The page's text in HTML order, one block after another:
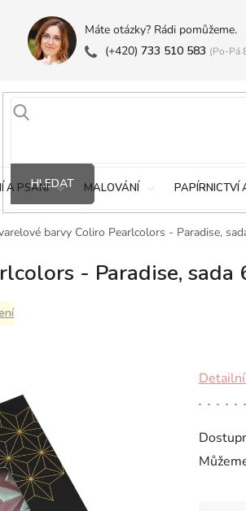
Máte otázky? Rádi pomůžeme.
(+420) 733 510 583 (Po-Pá
HLEDAT
A PSANÍ MALOVÁNÍ PAPÍRNICTVÍ
barvy Coliro Pearlcolors - Paradise,
- Paradise, sada